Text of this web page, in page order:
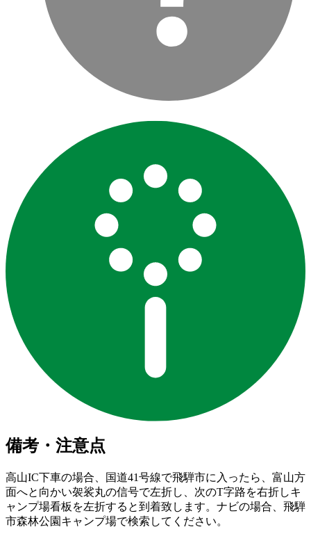
備考・注意点
高山IC下車の場合、国道41号線で飛騨市に入ったら、富山方
面へと向かい袈裟丸の信号で左折し、次のT字路を右折しキ
ャンプ場看板を左折すると到着致します。ナビの場合、飛騨
市森林公園キャンプ場で検索してください。